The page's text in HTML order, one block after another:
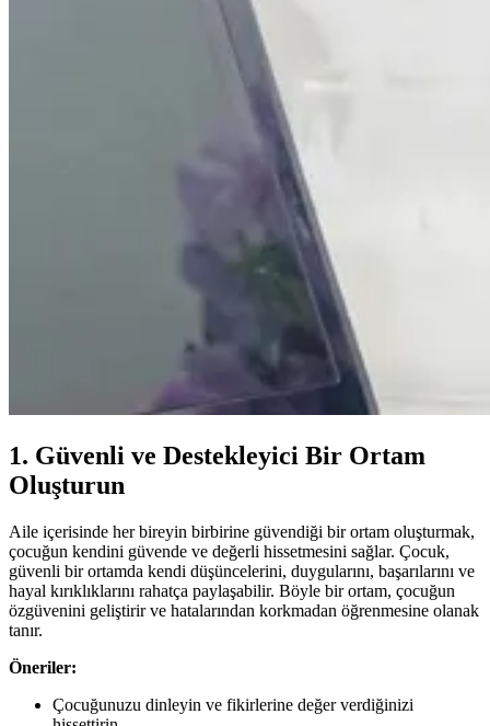
1. Güvenli ve Destekleyici Bir Ortam
Oluşturun
Aile içerisinde her bireyin birbirine güvendiği bir ortam oluşturmak,
çocuğun kendini güvende ve değerli hissetmesini sağlar. Çocuk,
güvenli bir ortamda kendi düşüncelerini, duygularını, başarılarını ve
hayal kırıklıklarını rahatça paylaşabilir. Böyle bir ortam, çocuğun
özgüvenini geliştirir ve hatalarından korkmadan öğrenmesine olanak
tanır.
Öneriler:
Çocuğunuzu dinleyin ve fikirlerine değer verdiğinizi